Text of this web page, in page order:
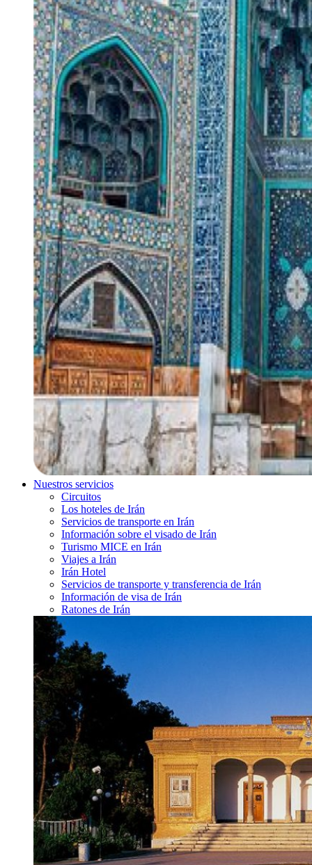
Nuestros servicios
Circuitos
Los hoteles de Irán
Servicios de transporte en Irán
Información sobre el visado de Irán
Turismo MICE en Irán
Viajes a Irán
Irán Hotel
Servicios de transporte y transferencia de Irán
Información de visa de Irán
Ratones de Irán